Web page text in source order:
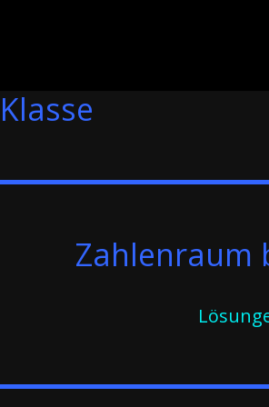
Zahlenraum